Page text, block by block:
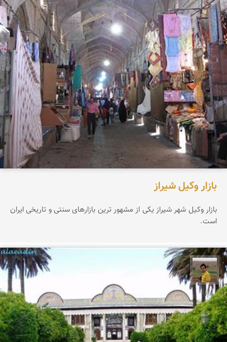
بازار وكیل شیراز
بازار وکیل شهر شیراز یکی از مشهور ترین بازارهای سنتی و تاریخی ایران
است.
بهزاد نثاری